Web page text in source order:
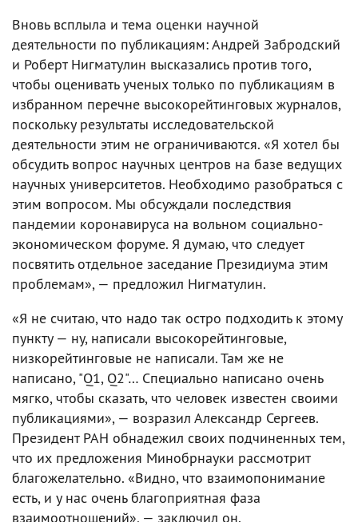
Вновь всплыла и тема оценки научной
деятельности по публикациям: Андрей Забродский
и Роберт Нигматулин высказались против того,
чтобы оценивать ученых только по публикациям в
избранном перечне высокорейтинговых журналов,
поскольку результаты исследовательской
деятельности этим не ограничиваются. «Я хотел бы
обсудить вопрос научных центров на базе ведущих
научных университетов. Необходимо разобраться с
этим вопросом. Мы обсуждали последствия
пандемии коронавируса на вольном социально-
экономическом форуме. Я думаю, что следует
посвятить отдельное заседание Президиума этим
проблемам», — предложил Нигматулин.
«Я не считаю, что надо так остро подходить к этому
пункту — ну, написали высокорейтинговые,
низкорейтинговые не написали. Там же не
написано, "Q1, Q2"… Специально написано очень
мягко, чтобы сказать, что человек известен своими
публикациями», — возразил Александр Сергеев.
Президент РАН обнадежил своих подчиненных тем,
что их предложения Минобрнауки рассмотрит
благожелательно. «Видно, что взаимопонимание
есть, и у нас очень благоприятная фаза
взаимоотношений», — заключил он.